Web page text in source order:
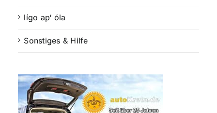
lígo ap‘ óla
Sonstiges & Hilfe